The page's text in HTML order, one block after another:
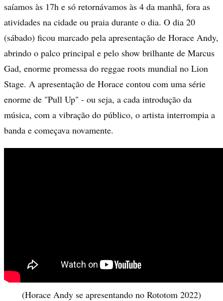
saíamos às 17h e só retornávamos às 4 da manhã, fora as
atividades na cidade ou praia durante o dia. O dia 20
(sábado) ficou marcado pela apresentação de Horace Andy,
abrindo o palco principal e pelo show brilhante de Marcus
Gad, enorme promessa do reggae roots mundial no Lion
Stage. A apresentação de Horace contou com uma série
enorme de "Pull Up" - ou seja, a cada introdução da
música, com a vibração do público, o artista interrompia a
banda e começava novamente.
(Horace Andy se apresentando no Rototom 2022)